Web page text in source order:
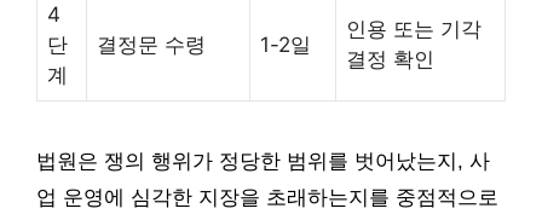
4
단
계
결정문 수령 1-2일
인용 또는 기각
결정 확인
법원은 쟁의 행위가 정당한 범위를 벗어났는지, 사
업 운영에 심각한 지장을 초래하는지를 중점적으로